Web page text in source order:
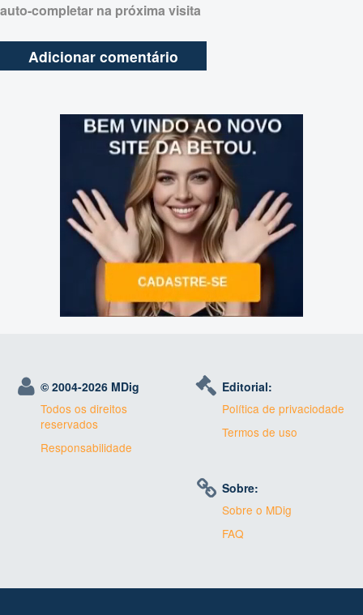
auto-completar na próxima visita
© 2004-2026 MDig
Todos os direitos
reservados
Responsabilidade
Editorial:
Política de privaciodade
Termos de uso
Sobre:
Sobre o MDig
FAQ